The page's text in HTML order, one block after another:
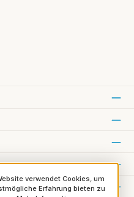
verwendet Cookies, um
Erfahrung bieten zu